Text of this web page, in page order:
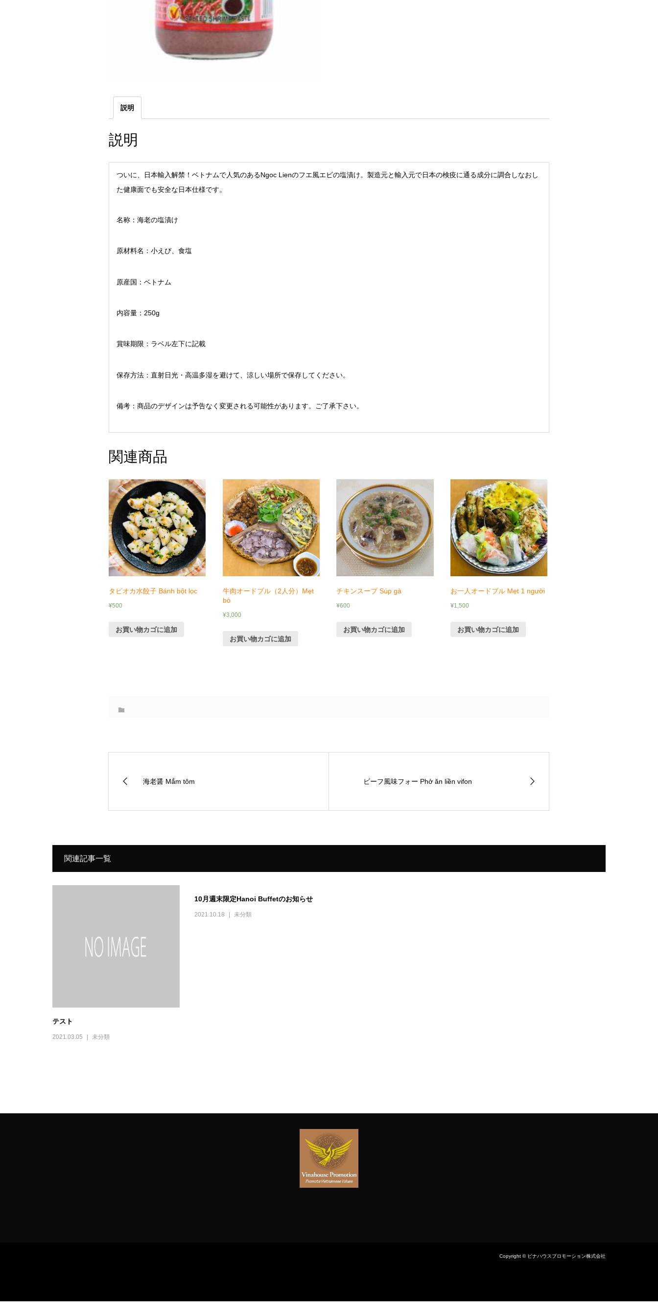
説明
説明
ついに、日本輸入解禁！ベトナムで人気のあるNgoc Lienのフエ風エビの塩漬け。製造元と輸入元で日本の検疫に通る成分に調合しなおし
た健康面でも安全な日本仕様です。
名称：海老の塩漬け
原材料名：小えび、食塩
原産国：ベトナム
内容量：250g
賞味期限：ラベル左下に記載
保存方法：直射日光・高温多湿を避けて、涼しい場所で保存してください。
備考：商品のデザインは予告なく変更される可能性があります。ご了承下さい。
関連商品
タピオカ水餃子 Bánh bột lọc
¥500
お買い物カゴに追加
牛肉オードブル（2人分）Mẹt
bò
¥3,000
お買い物カゴに追加
チキンスープ Súp gà
¥600
お買い物カゴに追加
お一人オードブル Mẹt 1 người
¥1,500
お買い物カゴに追加
海老醤 Mắm tôm ビーフ風味フォー Phở ăn liền vifon
関連記事一覧
テスト
2021.03.05 未分類
10月週末限定Hanoi Buffetのお知らせ
2021.10.18 未分類
Copyright © ビナハウスプロモーション株式会社